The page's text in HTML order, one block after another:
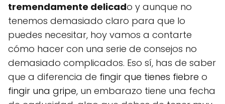
tremendamente delicado y aunque no
tenemos demasiado claro para que lo
puedes necesitar, hoy vamos a contarte
cómo hacer con una serie de consejos no
demasiado complicados. Eso sí, has de saber
que a diferencia de fingir que tienes fiebre o
fingir una gripe, un embarazo tiene una fecha